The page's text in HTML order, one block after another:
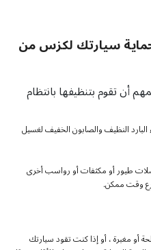
سيارتك لكزس من
أن تقوم بتنظيفها بانتظام
البارد النظيف والصابون الخفيف لغسيل
طيور أو مكثفات أو رواسب أخرى
وقت ممكن.
أو مغبرة ، أو إذا كنت تقود سيارتك